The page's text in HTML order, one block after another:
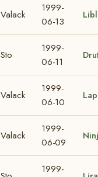
Valack
1999-
06-13
Sto
1999-
06-11
Valack
1999-
06-10
Valack
1999-
06-09
1999-